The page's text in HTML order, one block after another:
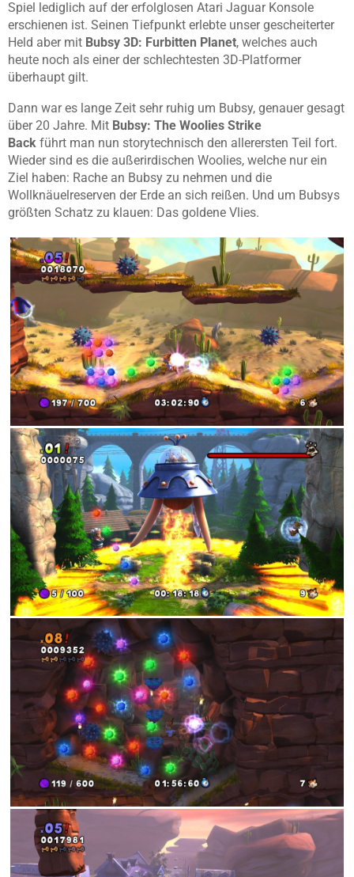
Spiel lediglich auf der erfolglosen Atari Jaguar Konsole
erschienen ist. Seinen Tiefpunkt erlebte unser gescheiterter
Held aber mit Bubsy 3D: Furbitten Planet, welches auch
heute noch als einer der schlechtesten 3D-Platformer
überhaupt gilt.
Dann war es lange Zeit sehr ruhig um Bubsy, genauer gesagt
über 20 Jahre. Mit Bubsy: The Woolies Strike
Back führt man nun storytechnisch den allerersten Teil fort.
Wieder sind es die außerirdischen Woolies, welche nur ein
Ziel haben: Rache an Bubsy zu nehmen und die
Wollknäuelreserven der Erde an sich reißen. Und um Bubsys
größten Schatz zu klauen: Das goldene Vlies.